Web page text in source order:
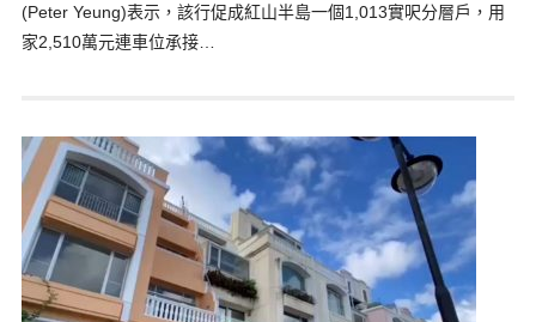
(Peter Yeung)表示，該行促成紅山半島一個1,013實呎分層戶，用
家2,510萬元連車位承接…